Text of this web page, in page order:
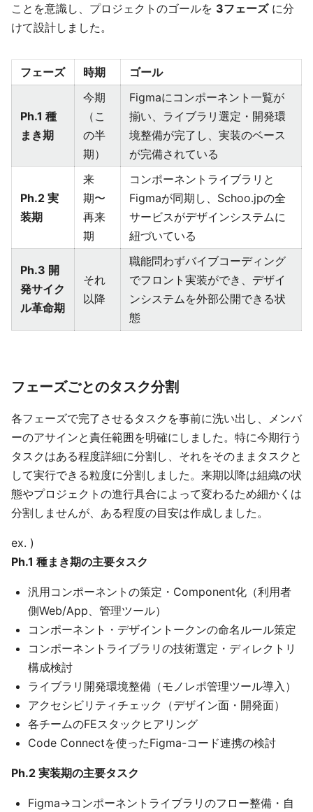
ことを意識し、プロジェクトのゴールを 3フェーズに分
けて設計しました。
フェーズ 時期 ゴール
Ph.1 種
まき期
今期
（こ
の半
期）
Figmaにコンポーネント一覧が
揃い、ライブラリ選定・開発環
境整備が完了し、実装のベース
が完備されている
Ph.2 実
装期
来
期〜
再来
期
コンポーネントライブラリと
Figmaが同期し、Schoo.jpの全
サービスがデザインシステムに
紐づいている
Ph.3 開
発サイク
ル革命期
それ
以降
職能問わずバイブコーディング
でフロント実装ができ、デザイ
ンシステムを外部公開できる状
態
フェーズごとのタスク分割
各フェーズで完了させるタスクを事前に洗い出し、メンバ
ーのアサインと責任範囲を明確にしました。特に今期行う
タスクはある程度詳細に分割し、それをそのままタスクと
して実行できる粒度に分割しました。来期以降は組織の状
態やプロジェクトの進行具合によって変わるため細かくは
分割しませんが、ある程度の目安は作成しました。
ex. )
Ph.1 種まき期の主要タスク
汎用コンポーネントの策定・Component化（利用者
側Web/App、管理ツール）
コンポーネント・デザイントークンの命名ルール策定
コンポーネントライブラリの技術選定・ディレクトリ
構成検討
ライブラリ開発環境整備（モノレポ管理ツール導入）
アクセシビリティチェック（デザイン面・開発面）
各チームのFEスタックヒアリング
Code Connectを使ったFigma-コード連携の検討
Ph.2 実装期の主要タスク
Figma→コンポーネントライブラリのフロー整備・自